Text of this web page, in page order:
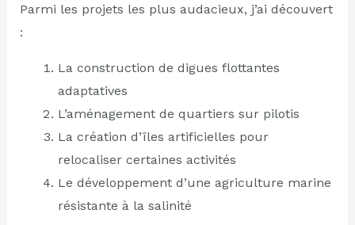
Parmi les projets les plus audacieux, j’ai découvert
:
La construction de digues flottantes
adaptatives
L’aménagement de quartiers sur pilotis
La création d’îles artificielles pour
relocaliser certaines activités
Le développement d’une agriculture marine
résistante à la salinité